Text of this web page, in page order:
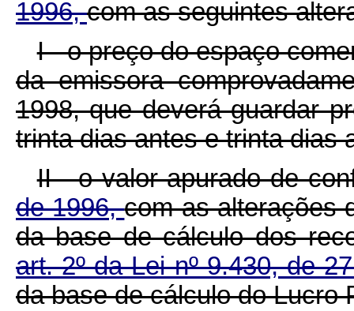
1996,com as seguintes
I - o preço do espaço
da emissora
1998, que deverá guardar
trinta dias antes e trinta dias
II - o valor apurado de
de 1996,com as alterações
da base de cálculo dos
art. 2º da Lei nº 9.430, de
da base de cálculo do Lucro